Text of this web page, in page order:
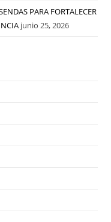
PARA FORTALECER
junio 25, 2026